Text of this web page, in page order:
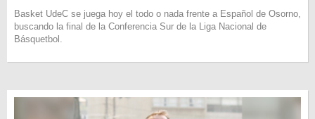
Basket UdeC se juega hoy el todo o nada frente a Español de Osorno,
buscando la final de la Conferencia Sur de la Liga Nacional de
Básquetbol.